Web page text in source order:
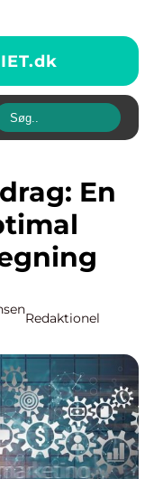
dk
Redaktionel